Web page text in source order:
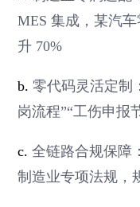
MES 集成，某汽
升 70%
b. 零代码灵活定制
岗流程”“工伤申报
c.全链路合规保障
制造业专项法规，